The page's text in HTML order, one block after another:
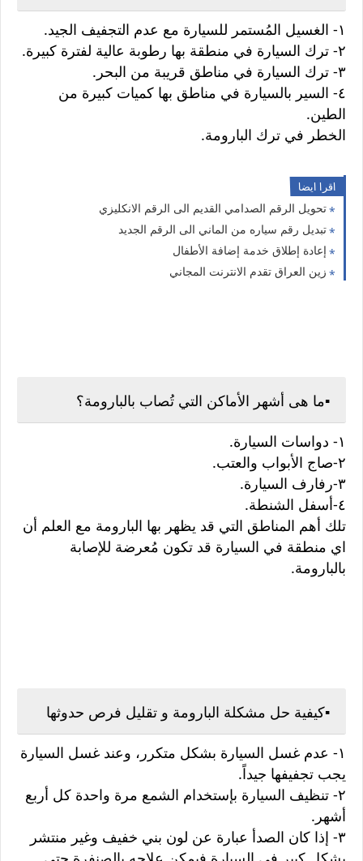
١- الغسيل المُستمر للسيارة مع عدم التجفيف الجيد.
٢- ترك السيارة في منطقة بها رطوبة عالية لفترة كبيرة.
٣- ترك السيارة في مناطق قريبة من البحر.
٤- السير بالسيارة في مناطق بها كميات كبيرة من
الطين.
الخطر في ترك البارومة.
اقرا ايضا
تحويل الرقم الصدامي القديم الى الرقم الانكليزي
تبديل رقم سياره من الماني الى الرقم الجديد
إعادة إطلاق خدمة إضافة الأطفال
زين العراق تقدم الانترنت المجاني
▪️ما هى أشهر الأماكن التي تُصاب بالبارومة؟
١- دواسات السيارة.
٢-صاج الأبواب والعتب.
٣-رفارف السيارة.
٤-أسفل الشنطة.
تلك أهم المناطق التي قد يظهر بها البارومة مع العلم أن
اي منطقة في السيارة قد تكون مُعرضة للإصابة
بالبارومة.
▪️كيفية حل مشكلة البارومة و تقليل فرص حدوثها
١- عدم غسل السيارة بشكل متكرر، وعند غسل السيارة
يجب تجفيفها جيداً.
٢- تنظيف السيارة بإستخدام الشمع مرة واحدة كل أربع
أشهر.
٣- إذا كان الصدأ عبارة عن لون بني خفيف وغير منتشر